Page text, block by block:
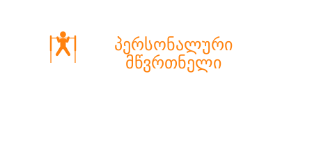
პერსონალური
მწვრთნელი